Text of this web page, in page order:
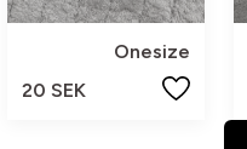
Onesize
20 SEK